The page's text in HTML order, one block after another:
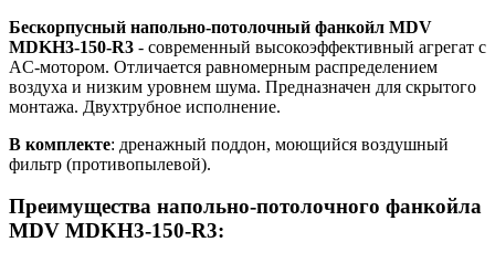
Бескорпусный напольно-потолочный фанкойл MDV
MDKH3-150-R3 - современный высокоэффективный агрегат с
AC-мотором. Отличается равномерным распределением
воздуха и низким уровнем шума. Предназначен для скрытого
монтажа. Двухтрубное исполнение.
В комплекте: дренажный поддон, моющийся воздушный
фильтр (противопылевой).
Преимущества напольно-потолочного фанкойла
MDV MDKH3-150-R3: